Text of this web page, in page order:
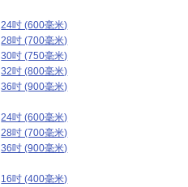
24吋 (600毫米)
28吋 (700毫米)
30吋 (750毫米)
32吋 (800毫米)
36吋 (900毫米)
24吋 (600毫米)
28吋 (700毫米)
36吋 (900毫米)
16吋 (400毫米)